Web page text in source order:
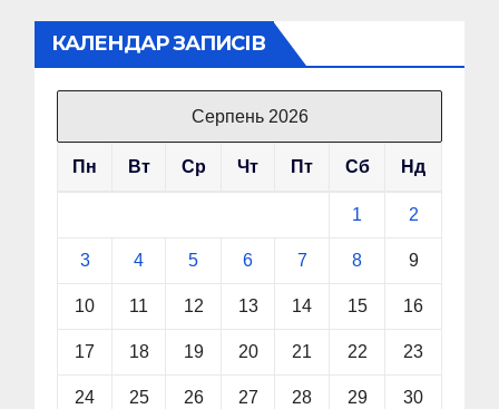
КАЛЕНДАР ЗАПИСІВ
Серпень 2026
Пн Вт Ср Чт Пт Сб Нд
1 2
3 4 5 6 7 8 9
10 11 12 13 14 15 16
17 18 19 20 21 22 23
24 25 26 27 28 29 30